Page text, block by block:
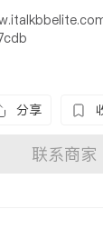
分享
联系商家